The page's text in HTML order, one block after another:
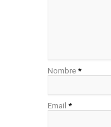
Nombre *
Email *